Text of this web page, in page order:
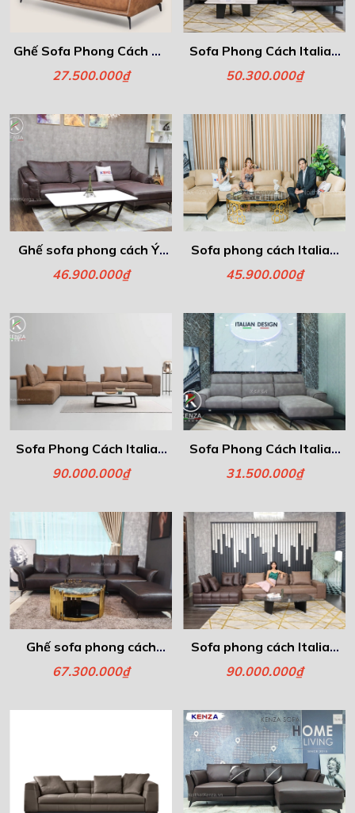
Ghế Sofa Phong Cách Ý -
Gamma
27.500.000₫
Sofa Phong Cách Italia -
Libero
50.300.000₫
Ghế sofa phong cách Ý-
Floren
46.900.000₫
Sofa phong cách Italia -
Fiona
45.900.000₫
Sofa Phong Cách Italia -
Freeman
90.000.000₫
Sofa Phong Cách Italia -
Atria
31.500.000₫
Ghế sofa phong cách
Italia- Lazio
67.300.000₫
Sofa phong cách Italia -
Laurance
90.000.000₫